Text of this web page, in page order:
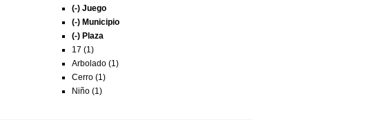
(-) Juego
(-) Municipio
(-) Plaza
17 (1)
Arbolado (1)
Cerro (1)
Niño (1)